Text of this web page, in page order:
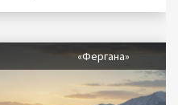
«Фергана»